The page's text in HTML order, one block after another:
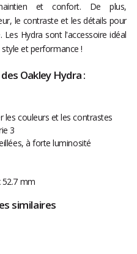
et confort. De plus,
le contraste et les détails pour
Hydra sont l'accessoire idéal
et performance !
Oakley Hydra :
les couleurs et les contrastes
3
à forte luminosité
52.7 mm
similaires